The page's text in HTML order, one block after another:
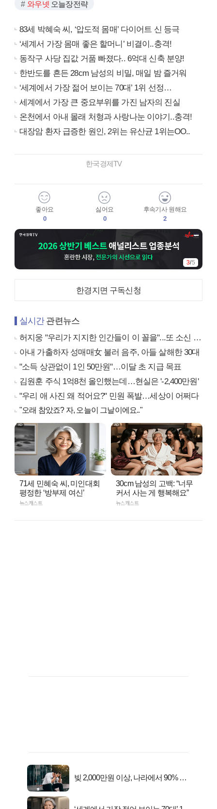
와우넷 오늘장전략
83세 박혜숙 씨, ‘압도적 몸매’ 다이어트 신 등극
‘세계서 가장 몸매 좋은 할머니’ 비결이..충격!
동작구 사당 집값 거품 빠졌다.. 6억대 신축 분양!
한반도를 흔든 28cm 남성의 비밀, 매일 밤 즐거워
‘세계에서 가장 젊어 보이는 70대’ 1위 선정…
세계에서 가장 큰 중요부위를 가진 남자의 진실
온천에서 아내 몰래 처형과 사랑나눈 이야기..충격!
대장암 환자 급증한 원인, 2위는 유산균 1위는OO..
한국경제TV
좋아요
0
싫어요
0
후속기사 원해요
2
3/5
한경지면 구독신청
실시간관련뉴스
허지웅 "우리가 지지한 인간들이 이 꼴을"...또 소신 발언
아내 가출하자 성매매女 불러 음주, 아들 살해한 30대
"소득 상관없이 1인 50만원"…이달 초 지급 목표
김원훈 주식 1억8천 올인했는데…현실은 '-2,400만원'
"우리 애 사진 왜 적어요?" 민원 폭발…세상이 어쩌다
"오래 참았죠? 자, 오늘이 그날이에요.."
71세 민혜숙 씨, 미인대회
평정한 ‘방부제 여신’
뉴스캐스트
30cm 남성의 고백: “너무
커서 사는 게 행복해요”
뉴스캐스트
빚 2,000만원 이상, 나라에서 90% 갚